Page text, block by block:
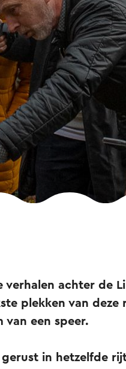
verhalen achter de
plekken van deze
een speer.
in hetzelfde